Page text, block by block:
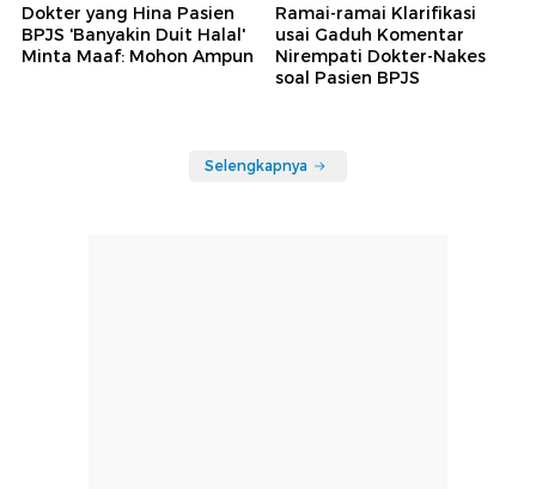
Dokter yang Hina Pasien
BPJS 'Banyakin Duit Halal'
Minta Maaf: Mohon Ampun
Ramai-ramai Klarifikasi
usai Gaduh Komentar
Nirempati Dokter-Nakes
soal Pasien BPJS
Selengkapnya